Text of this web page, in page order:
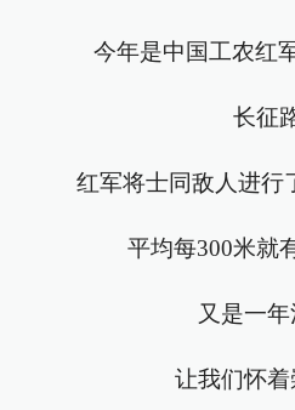
今年是中国工农红
长征
红军将士同敌人进行
平均每300米就
又是一年
让我们怀着